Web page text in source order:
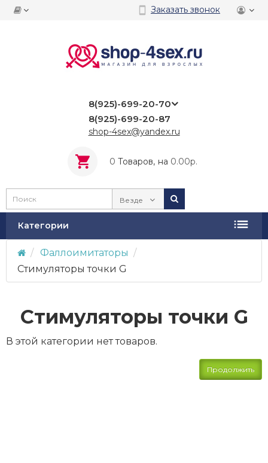
Заказать звонок
8(925)-699-20-70
8(925)-699-20-87
shop-4sex@yandex.ru
0 Tоваров, на 0.00р.
Везде
Категории
Фаллоимитаторы
Стимуляторы точки G
Стимуляторы точки G
В этой категории нет товаров.
Продолжить